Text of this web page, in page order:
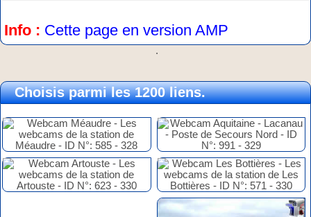
Info : Cette page en version AMP
.
Choisis parmi les 1200 liens.